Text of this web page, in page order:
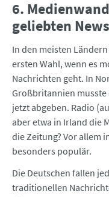
6.
geliebten
In den meisten
ersten Wahl, wenn es
Nachrichten geht. In
Großbritannien musste
jetzt abgeben. Radio
aber etwa in Irland die
die Zeitung? Vor allem
besonders populär.
Die Deutschen fallen
traditionellen